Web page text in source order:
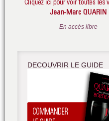
En accès libre
DECOUVRIR LE GUIDE